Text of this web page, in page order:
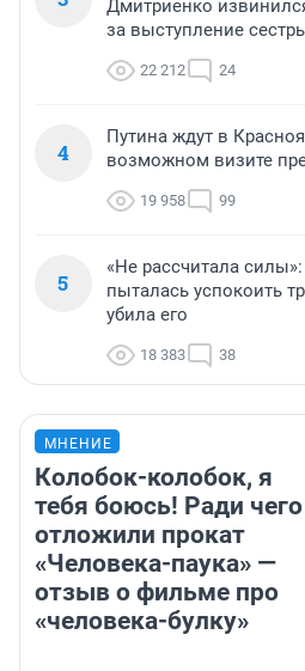
Дмитриенко
за выступление
22 212 24
4
Путина ждут в
возможном визите
19 958 99
5
«Не рассчитала
пыталась успокоить
убила его
18 383 38
МНЕНИЕ
Колобок-колобок, я
тебя боюсь! Ради чего
отложили прокат
«Человека-паука» —
отзыв о фильме про
«человека-булку»